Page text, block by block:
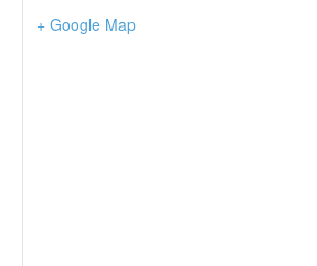
+ Google Map